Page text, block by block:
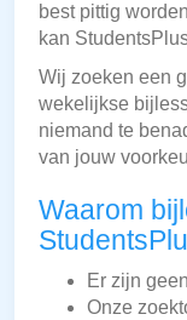
best pittig
kan
Wij zoeken een
wekelijkse
niemand te
van jouw
Waarom
Er zijn
Onze